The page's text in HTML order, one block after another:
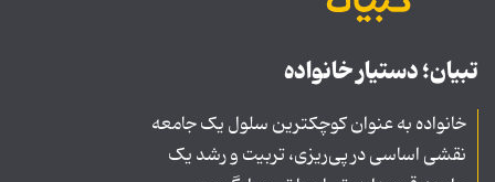
تبیان؛ دستیار خانواده
خانواده به عنوان کوچکترین سلول یک جامعه
نقشی اساسی در پی‌ریزی، تربیت و رشد یک